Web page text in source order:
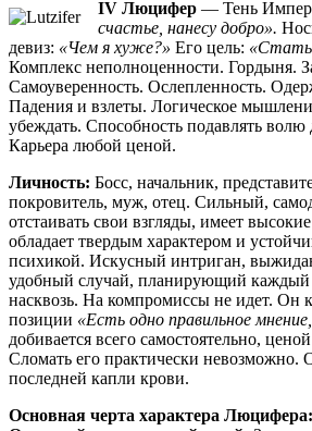
IV Люцифер — Тень
счастье, нанесу добро».
девиз: «Чем я хуже?» Его цель:
Комплекс неполноценности. Гордыня.
Самоуверенность. Ослепленность.
Падения и взлеты. Логическое
убеждать. Способность подавлять
Карьера любой ценой.
Личность: Босс, начальник,
покровитель, муж, отец. Сильный,
отстаивать свои взгляды, имеет
обладает твердым характером и
психикой. Искусный интриган,
удобный случай, планирующий каждый
насквозь. На компромиссы не идет. Он
позиции «Есть одно правильное
добивается всего самостоятельно,
Сломать его практически невозможно.
последней капли крови.
Основная черта характера Люцифера: